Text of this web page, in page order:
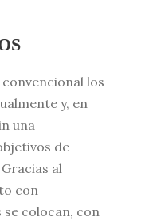
los
y, en
una
de
al
con
colocan, con